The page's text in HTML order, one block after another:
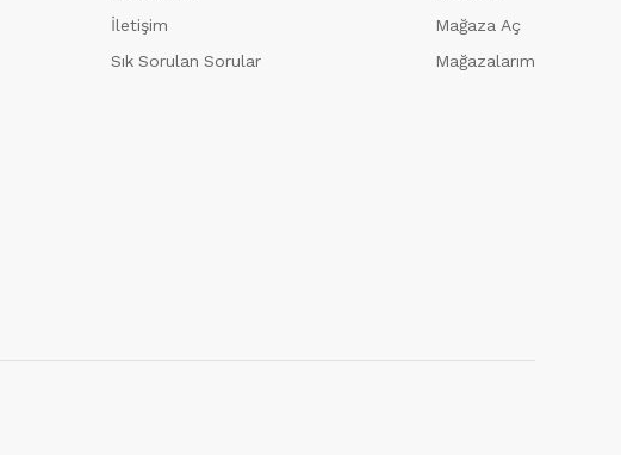
İletişim
Sık Sorulan Sorular
Mağaza Aç
Mağazalarım